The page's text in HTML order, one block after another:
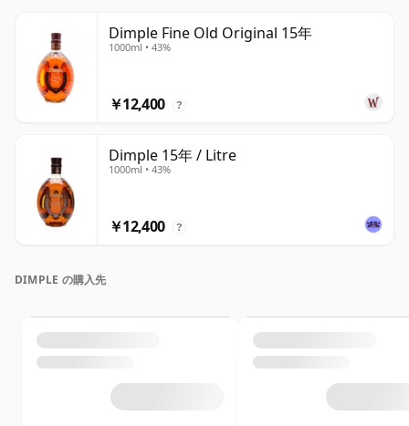
Dimple Fine Old Original 15年
1000ml • 43%
￥12,400 ?
Dimple 15年 / Litre
1000ml • 43%
￥12,400 ?
DIMPLE の購入先